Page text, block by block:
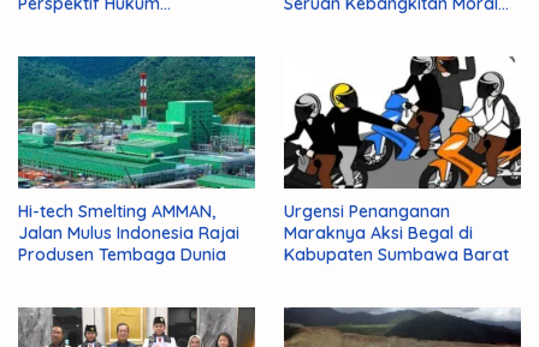
Hi-tech Smelting AMMAN,
Jalan Mulus Indonesia Rajai
Produsen Tembaga Dunia
Urgensi Penanganan
Maraknya Aksi Begal di
Kabupaten Sumbawa Barat